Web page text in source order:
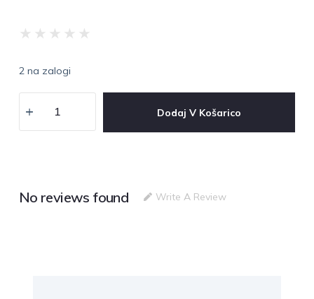
★ ★ ★ ★ ★
2 na zalogi
Dodaj V Košarico
No reviews found Write A Review